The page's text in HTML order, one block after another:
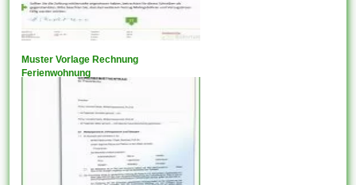
Muster Vorlage Rechnung
Ferienwohnung